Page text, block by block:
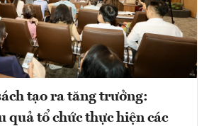
tạo ra tăng trưởng:
quả tổ chức thực hiện các